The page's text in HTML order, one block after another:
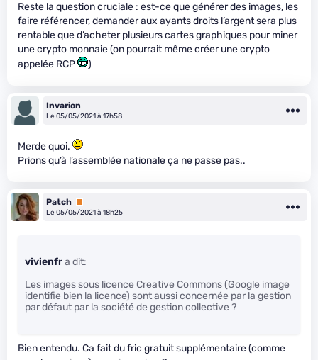
Reste la question cruciale : est-ce que générer des images, les
faire référencer, demander aux ayants droits l’argent sera plus
rentable que d’acheter plusieurs cartes graphiques pour miner
une crypto monnaie (on pourrait même créer une crypto
appelée RCP
)
Invarion
Le 05/05/2021 à 17h58
Merde quoi.
Prions qu’à l’assemblée nationale ça ne passe pas..
Patch Premium
Le 05/05/2021 à 18h25
vivienfra dit:
Les images sous licence Creative Commons (Google image
identifie bien la licence) sont aussi concernée par la gestion
par défaut par la société de gestion collective ?
Bien entendu. Ca fait du fric gratuit supplémentaire (comme